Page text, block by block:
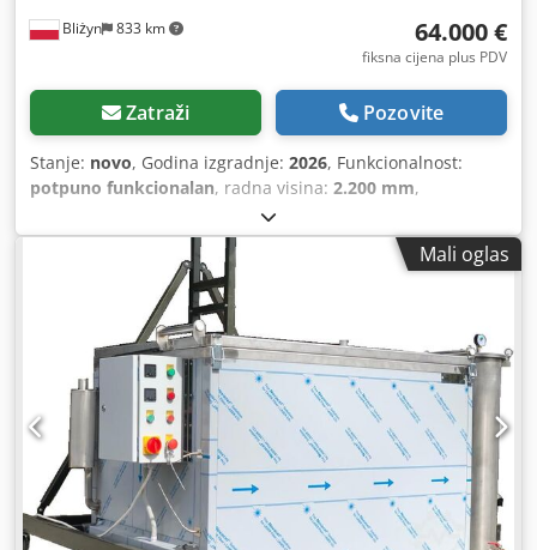
Bliżyn 833 km 64.000 €
fiksna cijena plus PDV
Zatraži Pozovite
Stanje: novo, Godina izgradnje: 2026, Funkcionalnost:
potpuno funkcionalan, radna visina: 2.200 mm,
Mali oglas